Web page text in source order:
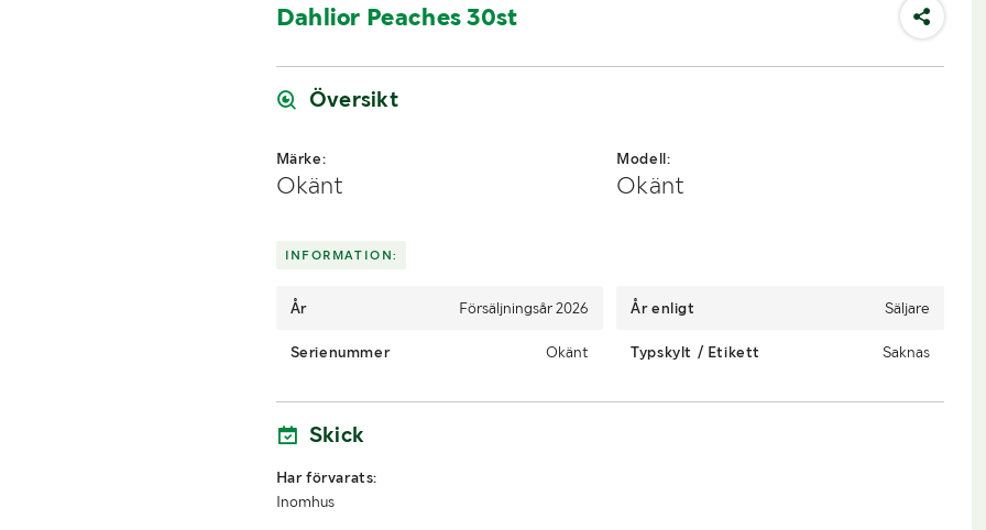
Dahlior Peaches 30st
Översikt
Märke:
Okänt
Modell:
Okänt
INFORMATION:
År Försäljningsår 2026 År enligt Säljare
Serienummer Okänt Typskylt / Etikett Saknas
Skick
Har förvarats:
Inomhus